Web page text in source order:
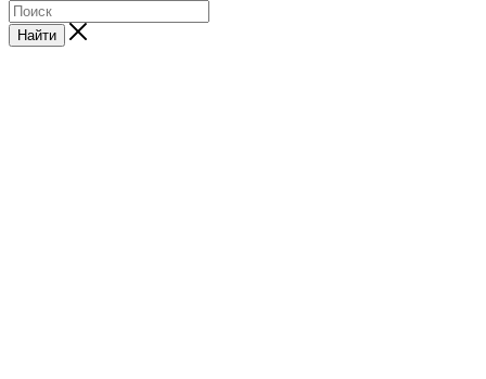
Найти